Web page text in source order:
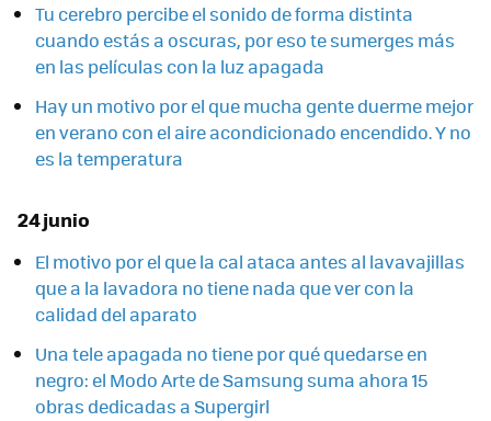
Tu cerebro percibe el sonido de forma distinta
cuando estás a oscuras, por eso te sumerges más
en las películas con la luz apagada
Hay un motivo por el que mucha gente duerme mejor
en verano con el aire acondicionado encendido. Y no
es la temperatura
24 junio
El motivo por el que la cal ataca antes al lavavajillas
que a la lavadora no tiene nada que ver con la
calidad del aparato
Una tele apagada no tiene por qué quedarse en
negro: el Modo Arte de Samsung suma ahora 15
obras dedicadas a Supergirl